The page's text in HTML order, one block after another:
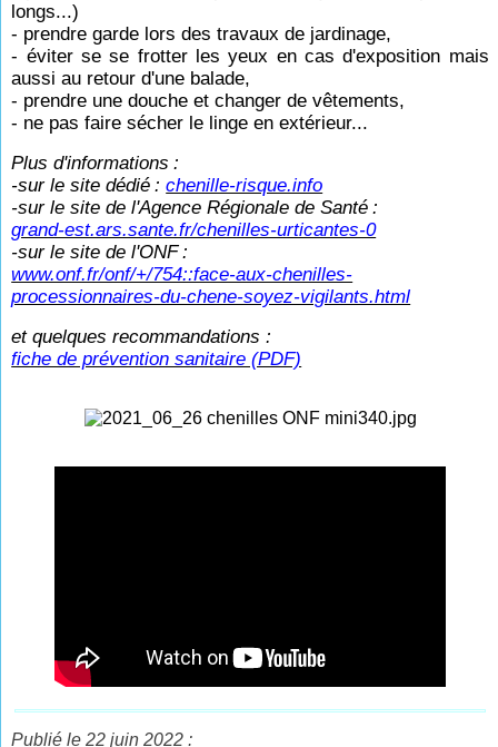
longs...)
- prendre garde lors des travaux de jardinage,
- éviter se se frotter les yeux en cas d'exposition mais
aussi au retour d'une balade,
- prendre une douche et changer de vêtements,
- ne pas faire sécher le linge en extérieur...
Plus d'informations :
-sur le site dédié :chenille-risque.info
-sur le site de l'Agence Régionale de Santé :
grand-est.ars.sante.fr/chenilles-urticantes-0
-sur le site de l'ONF :
www.onf.fr/onf/+/754::face-aux-chenilles-
processionnaires-du-chene-soyez-vigilants.html
et quelques recommandations :
fiche de prévention sanitaire (PDF)
Publié le 22 juin 2022 :